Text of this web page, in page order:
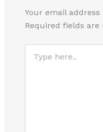
Your email
Required fields are
here..